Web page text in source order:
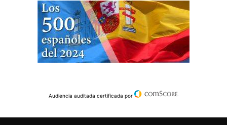
Audiencia auditada certificada por